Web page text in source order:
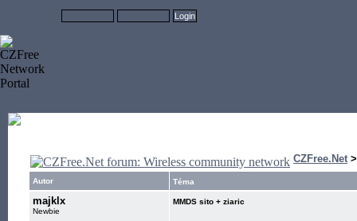
CZFree.Net
Autor Téma
majklx
Newbie
MMDS sito + ziaric